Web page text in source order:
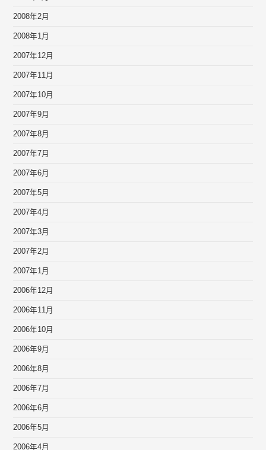
2008年2月
2008年1月
2007年12月
2007年11月
2007年10月
2007年9月
2007年8月
2007年7月
2007年6月
2007年5月
2007年4月
2007年3月
2007年2月
2007年1月
2006年12月
2006年11月
2006年10月
2006年9月
2006年8月
2006年7月
2006年6月
2006年5月
2006年4月